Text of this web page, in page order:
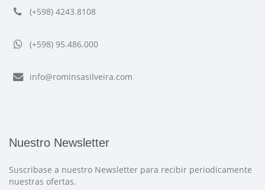
(+598) 4243.8108
(+598) 95.486.000
info@rominsasilveira.com
Nuestro Newsletter
Suscribase a nuestro Newsletter para recibir periodicamente
nuestras ofertas.